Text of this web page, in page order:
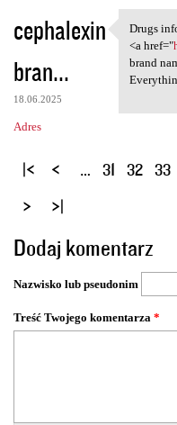
cephalexin
bran...
18.06.2025
Adres
Drugs
Drugs
<a href="
brand
S
o
n
y
… 31 32 33
Dodaj komentarz
Nazwisko lub pseudonim
Treść Twojego komentarza *